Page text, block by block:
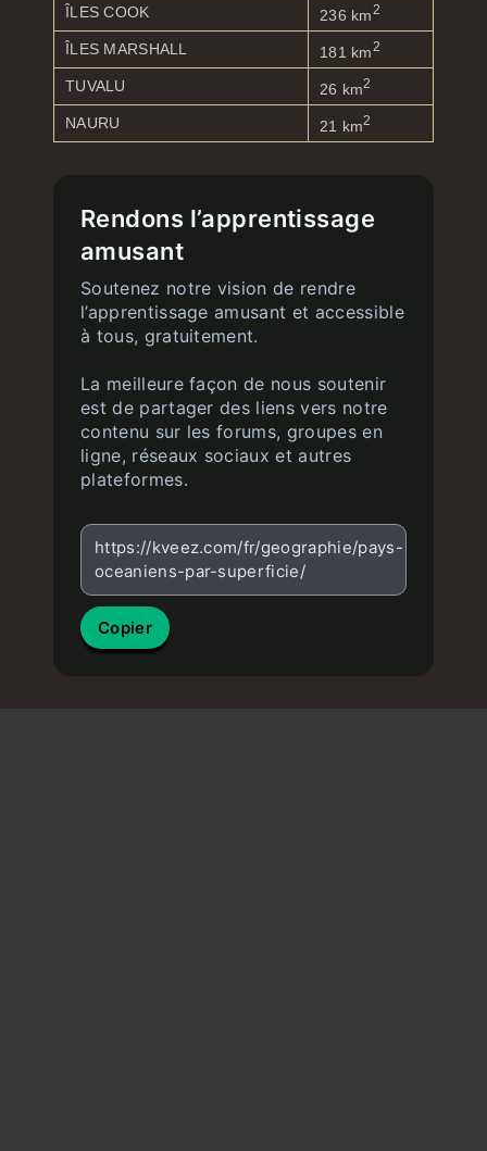
ÎLES COOK 236 km 2
ÎLES MARSHALL 181 km 2
TUVALU 26 km2
NAURU 21 km2
Rendons l’apprentissage
amusant
Soutenez notre vision de rendre
l’apprentissage amusant et accessible
à tous, gratuitement.
La meilleure façon de nous soutenir
est de partager des liens vers notre
contenu sur les forums, groupes en
ligne, réseaux sociaux et autres
plateformes.
https://kveez.com/fr/geographie/pays-
oceaniens-par-superficie/
Copier